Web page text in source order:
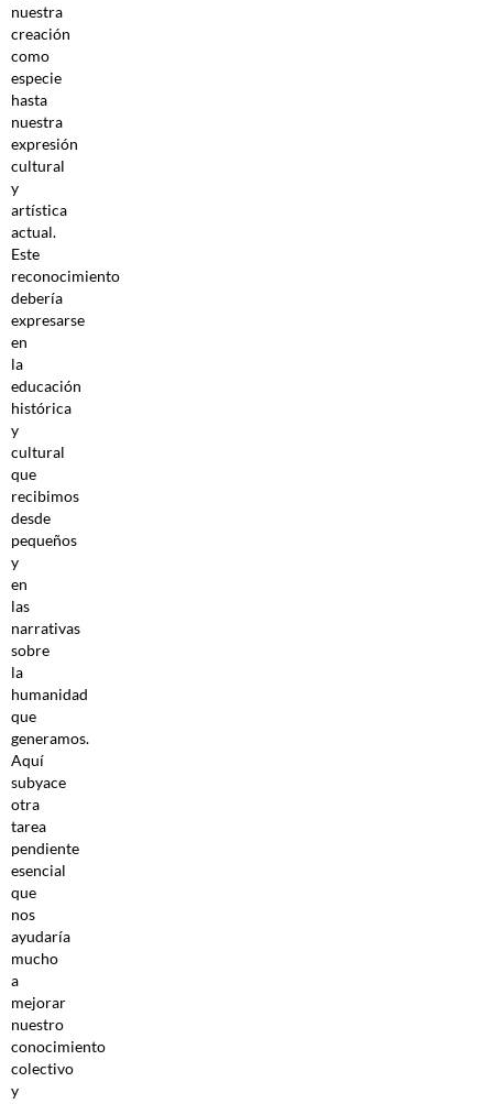
nuestra
creación
como
especie
hasta
nuestra
expresión
cultural
y
artística
actual.
Este
reconocimiento
debería
expresarse
en
la
educación
histórica
y
cultural
que
recibimos
desde
pequeños
y
en
las
narrativas
sobre
la
humanidad
que
generamos.
Aquí
subyace
otra
tarea
pendiente
esencial
que
nos
ayudaría
mucho
a
mejorar
nuestro
conocimiento
colectivo
y